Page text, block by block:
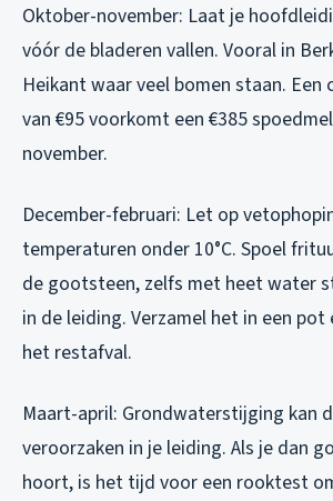
Oktober-november: Laat je
vóór de bladeren vallen. Vooral in
Heikant waar veel bomen staan. Een
van €95 voorkomt een €385
november.
December-februari: Let op
temperaturen onder 10°C. Spoel
de gootsteen, zelfs met heet water
in de leiding. Verzamel het in een
het restafval.
Maart-april: Grondwaterstijging kan
veroorzaken in je leiding. Als je dan
hoort, is het tijd voor een rooktest